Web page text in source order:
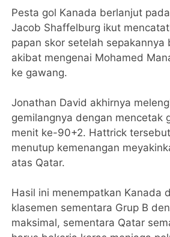
Pesta gol Kanada berlanjut
Jacob Shaffelburg ikut
papan skor setelah sepakannya
akibat mengenai Mohamed
ke gawang.
Jonathan David akhirnya
gemilangnya dengan mencetak
menit ke-90+2. Hattrick
menutup kemenangan
atas Qatar.
Hasil ini menempatkan Kanada
klasemen sementara Grup B
maksimal, sementara Qatar